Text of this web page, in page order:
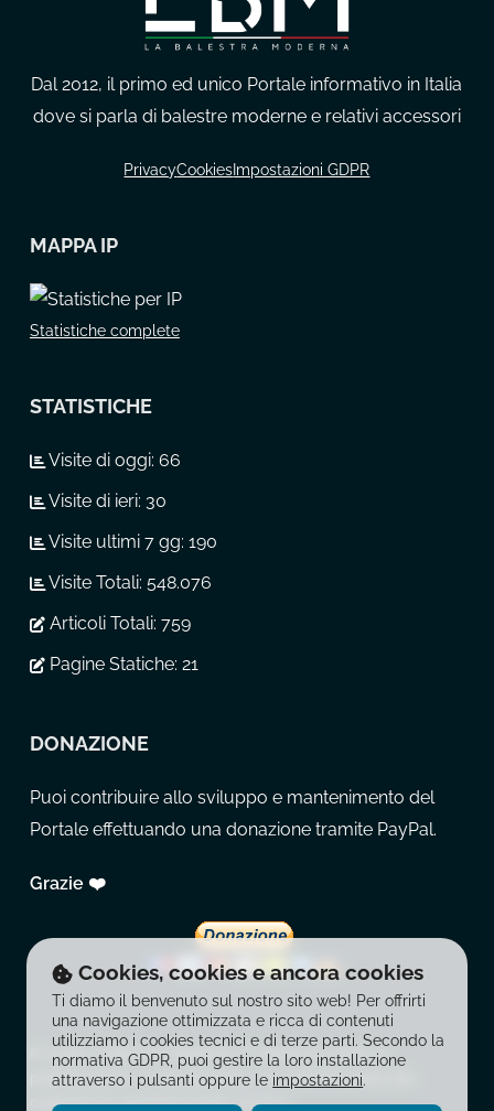
Dal 2012, il primo ed unico Portale informativo in Italia
dove si parla di balestre moderne e relativi accessori
PrivacyCookies Impostazioni GDPR
MAPPA IP
Statistiche complete
STATISTICHE
Visite di oggi: 66
Visite di ieri: 30
Visite ultimi 7 gg: 190
Visite Totali: 548.076
Articoli Totali: 759
Pagine Statiche: 21
DONAZIONE
Puoi contribuire allo sviluppo e mantenimento del
Portale effettuando una donazione tramite PayPal.
Grazie ❤️
© 2026 La Balestra Moderna. È vietata la copia, la
pubblicazione, la riproduzione e la redistribuzione dei
contenuti in qualsiasi modo o forma.
Cookies, cookies e ancora cookies
Ti diamo il benvenuto sul nostro sito web! Per offrirti
una navigazione ottimizzata e ricca di contenuti
utilizziamo i cookies tecnici e di terze parti. Secondo la
normativa GDPR, puoi gestire la loro installazione
attraverso i pulsanti oppure le impostazioni.